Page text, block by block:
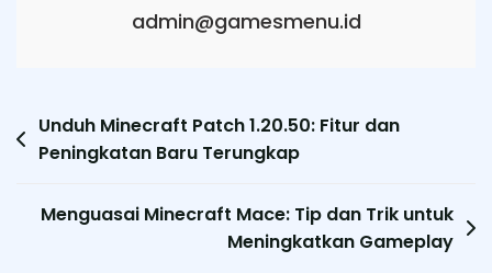
admin@gamesmenu.id
Post
navigation
Unduh Minecraft Patch 1.20.50: Fitur dan
Peningkatan Baru Terungkap
Menguasai Minecraft Mace: Tip dan Trik untuk
Meningkatkan Gameplay